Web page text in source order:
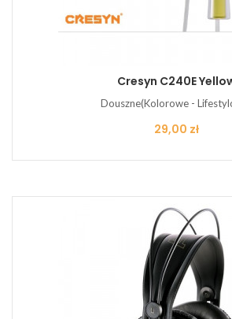
Cresyn C240E
Douszne(Kolorowe -
Cena
29,00 zł